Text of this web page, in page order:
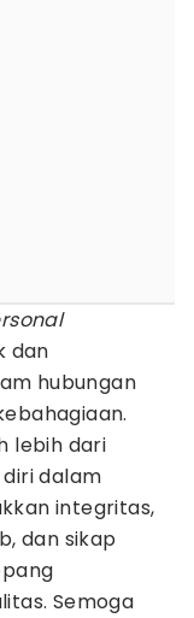
dan
hubungan
lebih dari
dalam
integritas,
dan sikap
Semoga